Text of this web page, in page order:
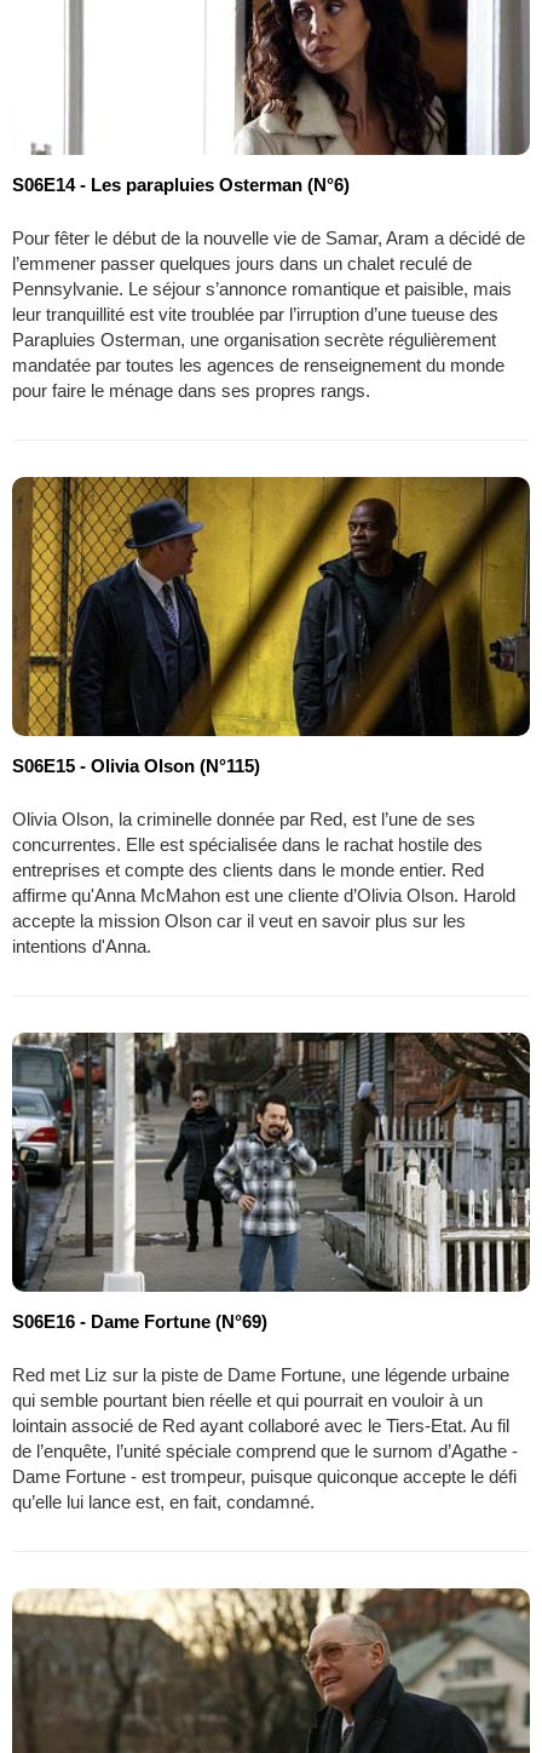
S06E14 - Les parapluies Osterman (N°6)
Pour fêter le début de la nouvelle vie de Samar, Aram a décidé de
l’emmener passer quelques jours dans un chalet reculé de
Pennsylvanie. Le séjour s’annonce romantique et paisible, mais
leur tranquillité est vite troublée par l’irruption d’une tueuse des
Parapluies Osterman, une organisation secrète régulièrement
mandatée par toutes les agences de renseignement du monde
pour faire le ménage dans ses propres rangs.
S06E15 - Olivia Olson (N°115)
Olivia Olson, la criminelle donnée par Red, est l’une de ses
concurrentes. Elle est spécialisée dans le rachat hostile des
entreprises et compte des clients dans le monde entier. Red
affirme qu'Anna McMahon est une cliente d’Olivia Olson. Harold
accepte la mission Olson car il veut en savoir plus sur les
intentions d'Anna.
S06E16 - Dame Fortune (N°69)
Red met Liz sur la piste de Dame Fortune, une légende urbaine
qui semble pourtant bien réelle et qui pourrait en vouloir à un
lointain associé de Red ayant collaboré avec le Tiers-Etat. Au fil
de l’enquête, l’unité spéciale comprend que le surnom d’Agathe -
Dame Fortune - est trompeur, puisque quiconque accepte le défi
qu’elle lui lance est, en fait, condamné.